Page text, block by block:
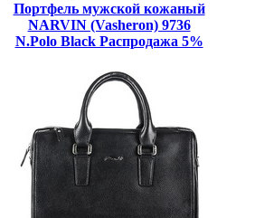
Портфель мужской кожаный
NARVIN (Vasheron) 9736
N.Polo Black Распродажа 5%